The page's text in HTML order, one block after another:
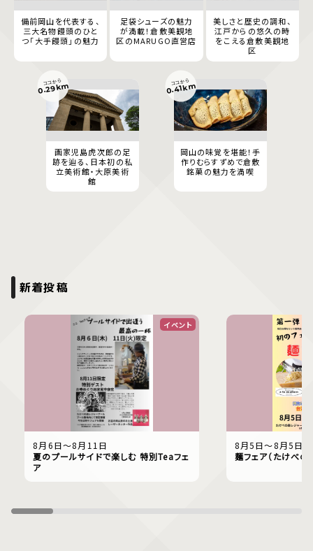
備前岡山を代表する、
三大名物饅頭のひと
つ「大手饅頭」の魅力
足袋シューズの魅力
が満載！倉敷美観地
区のMARUGO直営店
美しさと歴史の調和、
江戸からの悠久の時
をこえる倉敷美観地
区
画家児島虎次郎の足
跡を辿る、日本初の私
立美術館・大原美術
館
ココから
0.29km
岡山の味覚を堪能！手
作りむらすずめで倉敷
銘菓の魅力を満喫
ココから
0.41km
新着投稿
イベント
8月6日〜8月11日
夏のプールサイドで楽しむ 特別Teaフェ
ア
8月5日〜8月5日
麺フェア（たけべの